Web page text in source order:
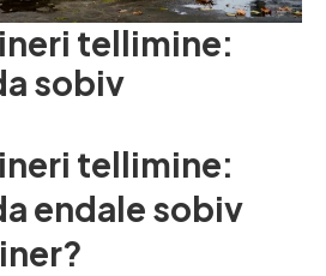
tellimine:
sobiv
tellimine:
endale sobiv